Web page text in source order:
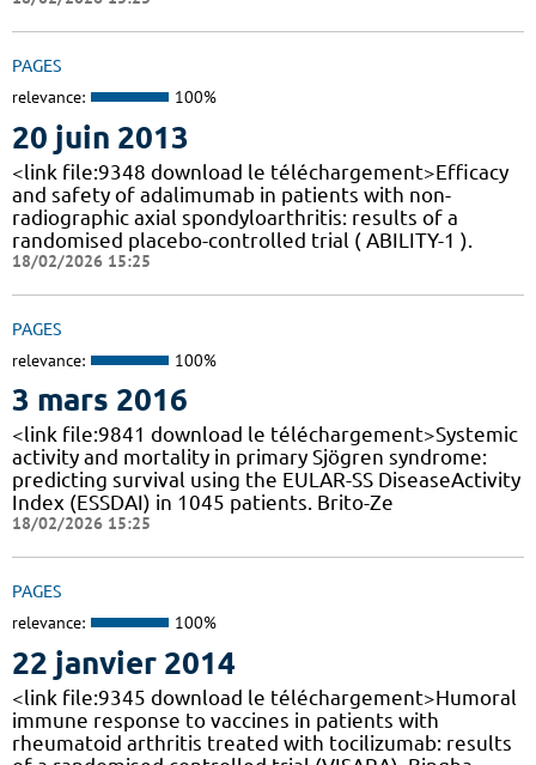
PAGES
relevance: 100%
20 juin 2013
<link file:9348 download le téléchargement>Efficacy
and safety of adalimumab in patients with non-
radiographic axial spondyloarthritis: results of a
randomised placebo-controlled trial ( ABILITY-1 ).
18/02/2026 15:25
PAGES
relevance: 100%
3 mars 2016
<link file:9841 download le téléchargement>Systemic
activity and mortality in primary Sjögren syndrome:
predicting survival using the EULAR-SS DiseaseActivity
Index (ESSDAI) in 1045 patients. Brito-Ze
18/02/2026 15:25
PAGES
relevance: 100%
22 janvier 2014
<link file:9345 download le téléchargement>Humoral
immune response to vaccines in patients with
rheumatoid arthritis treated with tocilizumab: results